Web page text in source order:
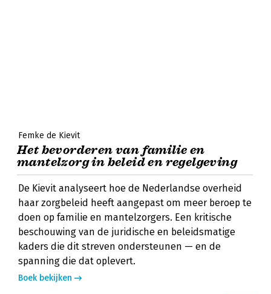
Femke de Kievit
Het bevorderen van familie en
mantelzorg in beleid en regelgeving
De Kievit analyseert hoe de Nederlandse overheid
haar zorgbeleid heeft aangepast om meer beroep te
doen op familie en mantelzorgers. Een kritische
beschouwing van de juridische en beleidsmatige
kaders die dit streven ondersteunen — en de
spanning die dat oplevert.
Boek bekijken